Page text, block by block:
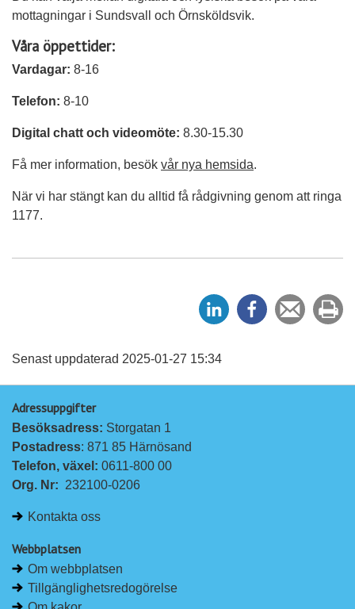
mottagningar i Sundsvall och Örnsköldsvik.
Våra öppettider:
Vardagar: 8-16
Telefon: 8-10
Digital chatt och videomöte: 8.30-15.30
Få mer information, besök vår nya hemsida.
När vi har stängt kan du alltid få rådgivning genom att ringa
1177.
e
e
Tipsa
en
ut
Senast uppdaterad 2025-01-27 15:34
Adressuppgifter
Besöksadress: Storgatan 1
Postadress: 871 85 Härnösand
Telefon, växel: 0611-800 00
Org. Nr: 232100-0206
Kontakta oss
Webbplatsen
Om webbplatsen
Tillgänglighetsredogörelse